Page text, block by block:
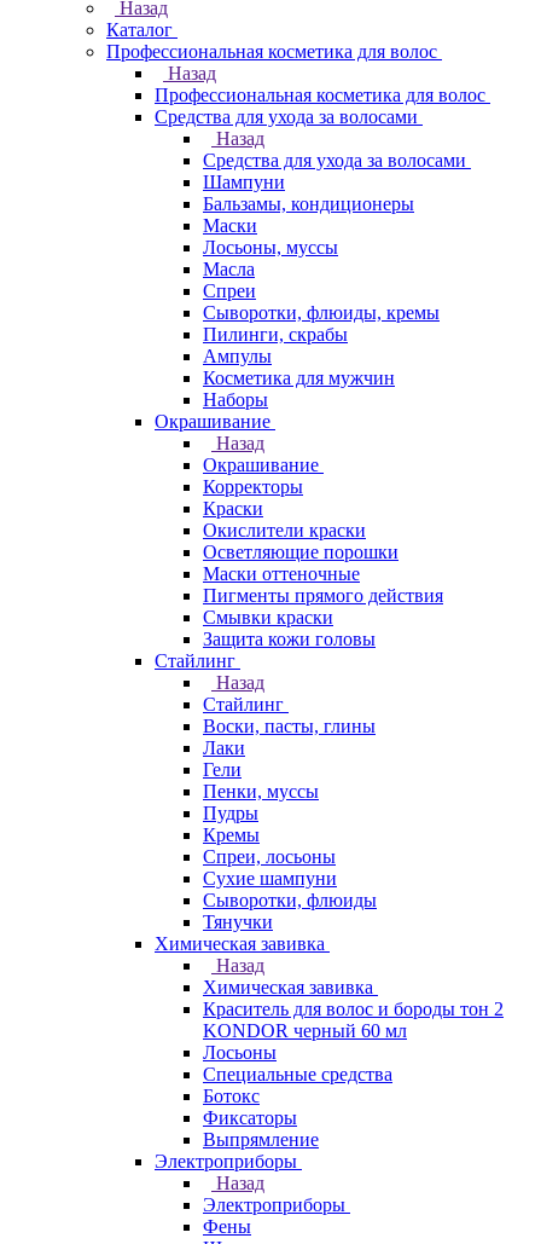
Назад
Каталог
Профессиональная косметика для волос
Назад
Профессиональная косметика для волос
Средства для ухода за волосами
Назад
Средства для ухода за волосами
Шампуни
Бальзамы, кондиционеры
Маски
Лосьоны, муссы
Масла
Спреи
Сыворотки, флюиды, кремы
Пилинги, скрабы
Ампулы
Косметика для мужчин
Наборы
Окрашивание
Назад
Окрашивание
Корректоры
Краски
Окислители краски
Осветляющие порошки
Маски оттеночные
Пигменты прямого действия
Смывки краски
Защита кожи головы
Стайлинг
Назад
Стайлинг
Воски, пасты, глины
Лаки
Гели
Пенки, муссы
Пудры
Кремы
Спреи, лосьоны
Сухие шампуни
Сыворотки, флюиды
Тянучки
Химическая завивка
Назад
Химическая завивка
Краситель для волос и бороды тон 2
KONDOR черный 60 мл
Лосьоны
Специальные средства
Ботокс
Фиксаторы
Выпрямление
Электроприборы
Назад
Электроприборы
Фены